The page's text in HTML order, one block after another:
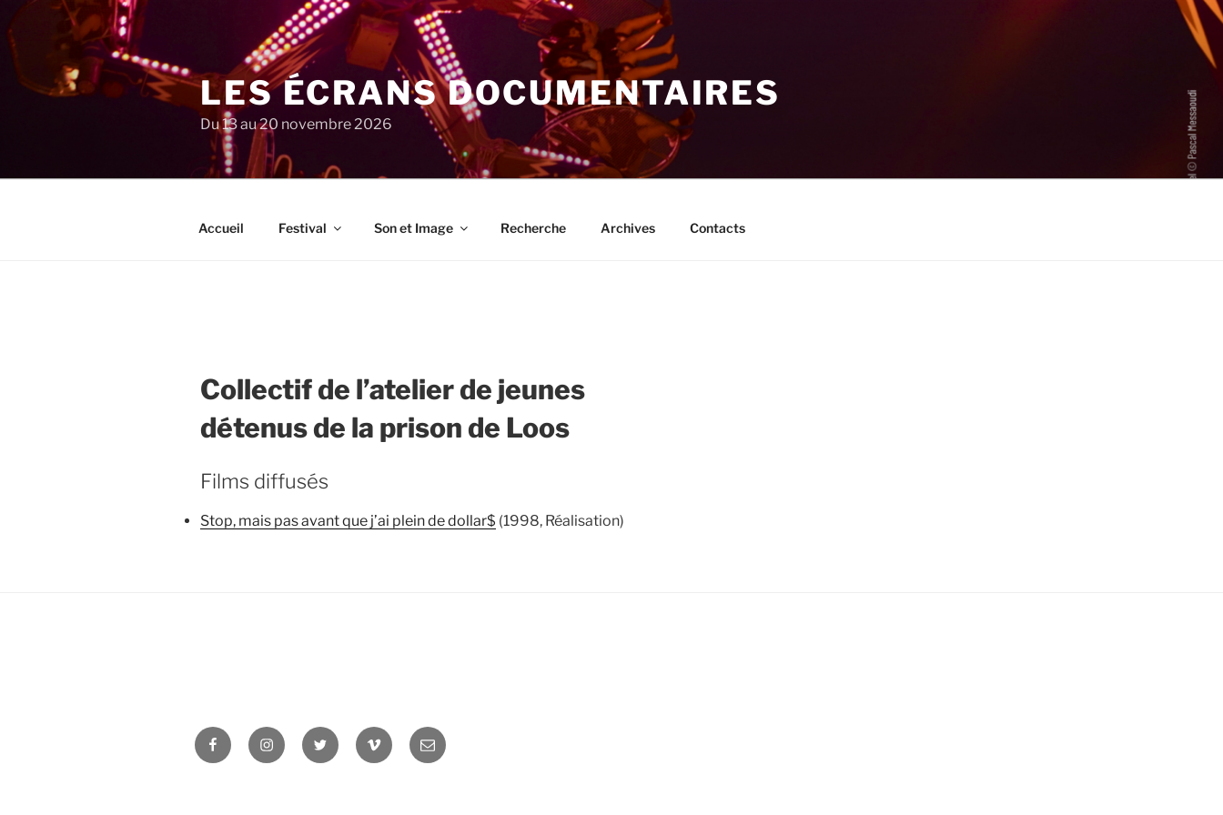
au
contenu
principal
LES ÉCRANS DOCUMENTAIRES
Du 13 au 20 novembre 2026
Accueil Festival Son et Image Recherche Archives Contacts
Collectif de l’atelier de jeunes
détenus de la prison de Loos
Films diffusés
Stop, mais pas avant que j’ai plein de dollar$ (1998, Réalisation)
FacebookInstagramTwitter Vimeo Newsletter